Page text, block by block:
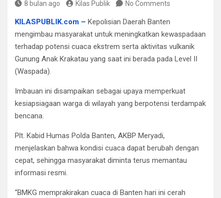
8 bulan ago Kilas Publik No Comments
KILASPUBLIK.com – Kepolisian Daerah Banten
mengimbau masyarakat untuk meningkatkan kewaspadaan
terhadap potensi cuaca ekstrem serta aktivitas vulkanik
Gunung Anak Krakatau yang saat ini berada pada Level II
(Waspada).
Imbauan ini disampaikan sebagai upaya memperkuat
kesiapsiagaan warga di wilayah yang berpotensi terdampak
bencana.
Plt. Kabid Humas Polda Banten, AKBP Meryadi,
menjelaskan bahwa kondisi cuaca dapat berubah dengan
cepat, sehingga masyarakat diminta terus memantau
informasi resmi.
“BMKG memprakirakan cuaca di Banten hari ini cerah